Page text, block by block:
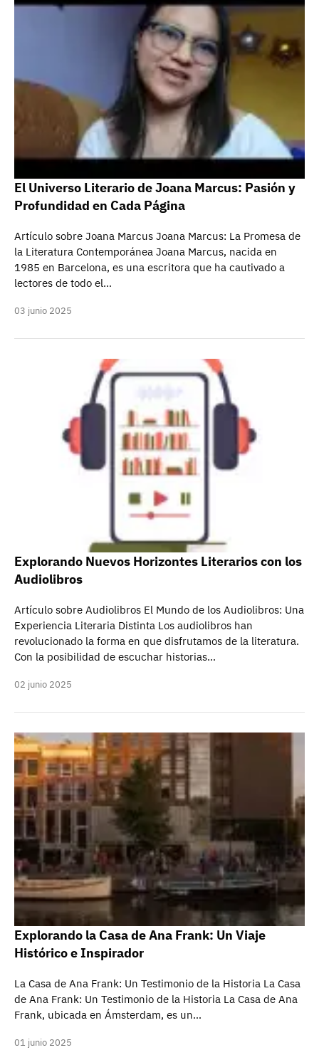
El Universo Literario de Joana Marcus: Pasión y
Profundidad en Cada Página
Artículo sobre Joana Marcus Joana Marcus: La Promesa de
la Literatura Contemporánea Joana Marcus, nacida en
1985 en Barcelona, es una escritora que ha cautivado a
lectores de todo el…
03 junio 2025
Explorando Nuevos Horizontes Literarios con los
Audiolibros
Artículo sobre Audiolibros El Mundo de los Audiolibros: Una
Experiencia Literaria Distinta Los audiolibros han
revolucionado la forma en que disfrutamos de la literatura.
Con la posibilidad de escuchar historias…
02 junio 2025
Explorando la Casa de Ana Frank: Un Viaje
Histórico e Inspirador
La Casa de Ana Frank: Un Testimonio de la Historia La Casa
de Ana Frank: Un Testimonio de la Historia La Casa de Ana
Frank, ubicada en Ámsterdam, es un…
01 junio 2025